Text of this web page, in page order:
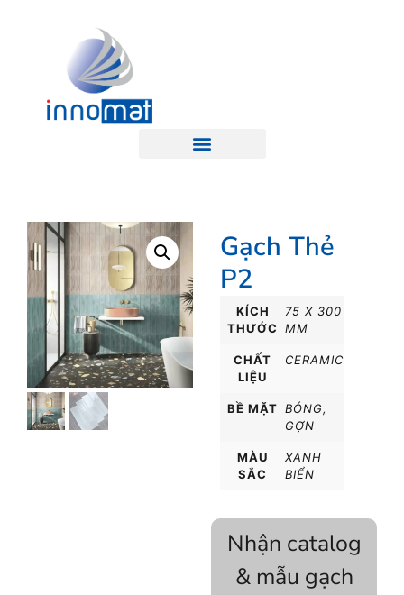
Gạch Thẻ
P2
KÍCH
THƯỚC
75 X 300
MM
CHẤT
LIỆU
CERAMIC
BỀ MẶT BÓNG,
GỢN
MÀU
SẮC
XANH
BIỂN
Nhận catalog
& mẫu gạch